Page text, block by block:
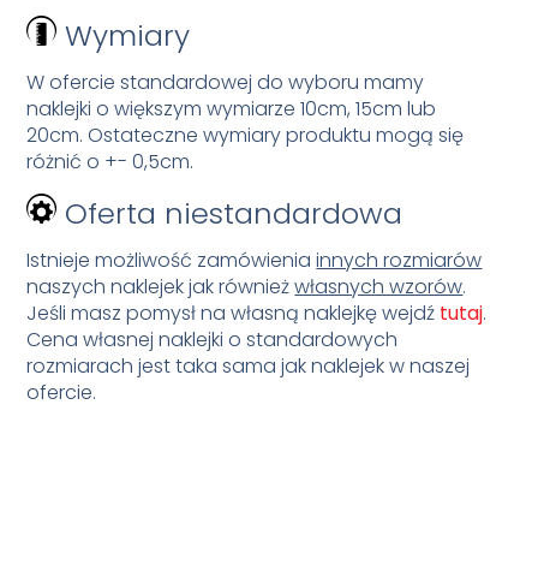
Wymiary
W ofercie standardowej do wyboru mamy
naklejki o większym wymiarze 10cm, 15cm lub
20cm. Ostateczne wymiary produktu mogą się
różnić o +- 0,5cm.
Oferta niestandardowa
Istnieje możliwość zamówieniainnych rozmiarów
naszych naklejek jak równieżwłasnych wzorów.
Jeśli masz pomysł na własną naklejkę wejdź tutaj.
Cena własnej naklejki o standardowych
rozmiarach jest taka sama jak naklejek w naszej
ofercie.